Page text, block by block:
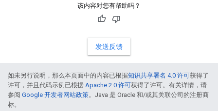
该内容对您有帮助吗？
发送反馈
如未另行说明，那么本页面中的内容已根据知识共享署名 4.0 许可获得了
许可，并且代码示例已根据 Apache 2.0 许可获得了许可。有关详情，请
参阅 Google 开发者网站政策。Java 是 Oracle 和/或其关联公司的注册商
标。